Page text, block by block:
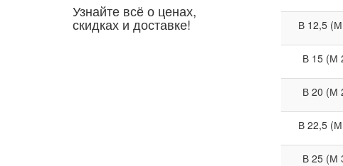
Узнайте всё о ценах,
скидках и доставке! В 12,5
В 15 (М
В 20 (М
В 22,5
В 25 (М